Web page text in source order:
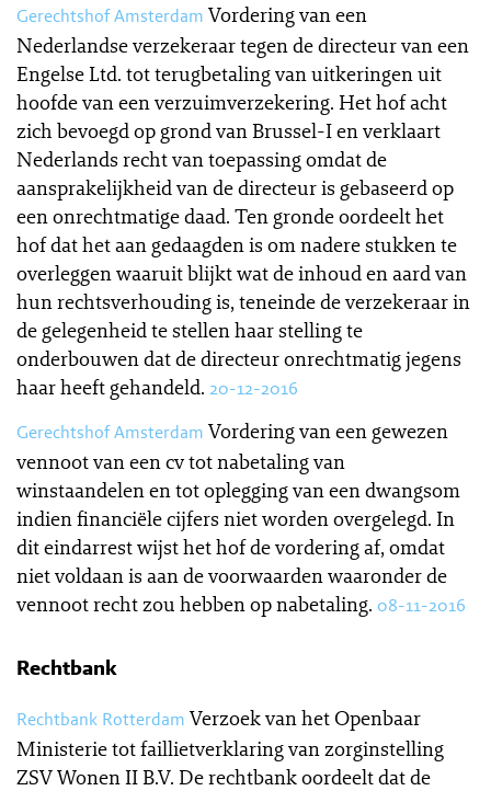
Gerechtshof Amsterdam Vordering van een
Nederlandse verzekeraar tegen de directeur van een
Engelse Ltd. tot terugbetaling van uitkeringen uit
hoofde van een verzuimverzekering. Het hof acht
zich bevoegd op grond van Brussel-I en verklaart
Nederlands recht van toepassing omdat de
aansprakelijkheid van de directeur is gebaseerd op
een onrechtmatige daad. Ten gronde oordeelt het
hof dat het aan gedaagden is om nadere stukken te
overleggen waaruit blijkt wat de inhoud en aard van
hun rechtsverhouding is, teneinde de verzekeraar in
de gelegenheid te stellen haar stelling te
onderbouwen dat de directeur onrechtmatig jegens
haar heeft gehandeld. 20-12-2016
Gerechtshof Amsterdam Vordering van een gewezen
vennoot van een cv tot nabetaling van
winstaandelen en tot oplegging van een dwangsom
indien financiële cijfers niet worden overgelegd. In
dit eindarrest wijst het hof de vordering af, omdat
niet voldaan is aan de voorwaarden waaronder de
vennoot recht zou hebben op nabetaling. 08-11-2016
Rechtbank
Rechtbank Rotterdam Verzoek van het Openbaar
Ministerie tot faillietverklaring van zorginstelling
ZSV Wonen II B.V. De rechtbank oordeelt dat de